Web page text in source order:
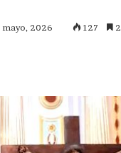
2026 127